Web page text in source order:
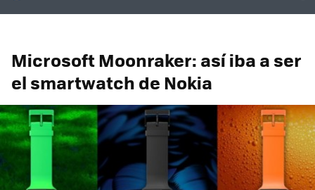
Microsoft Moonraker: así iba a ser
el smartwatch de Nokia